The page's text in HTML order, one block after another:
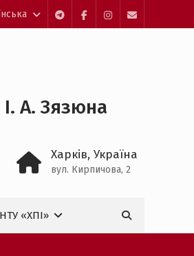
TelegramfacebookInstagram
Mail
А. Зязюна
Харків, Україна
вул. Кирпичова, 2
«ХПІ» 